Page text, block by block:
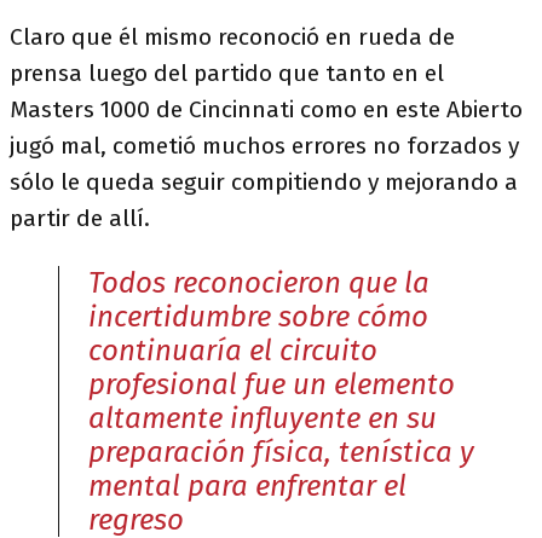
Claro que él mismo reconoció en rueda de
prensa luego del partido que tanto en el
Masters 1000 de Cincinnati como en este Abierto
jugó mal, cometió muchos errores no forzados y
sólo le queda seguir compitiendo y mejorando a
partir de allí.
Todos reconocieron que la
incertidumbre sobre cómo
continuaría el circuito
profesional fue un elemento
altamente influyente en su
preparación física, tenística y
mental para enfrentar el
regreso